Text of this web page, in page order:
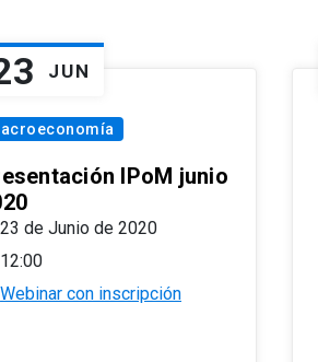
JUN
IPoM junio
23 de Junio de 2020
12:00
Webinar con inscripción